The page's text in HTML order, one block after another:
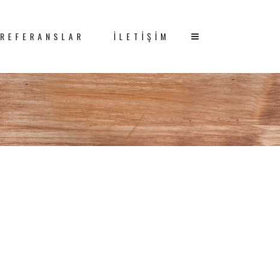
REFERANSLAR İLETIŞIM